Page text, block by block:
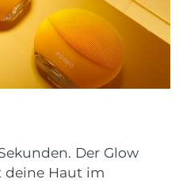
Der Glow
deine Haut im
Erwartete Lieferung 8/13/26
Erwartete Lieferung8/12/26
Erwartete Lieferung 8/9/26